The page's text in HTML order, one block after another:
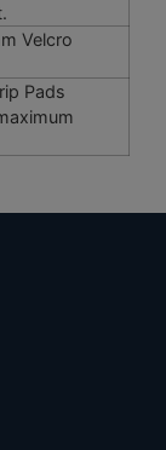
Velcro
Pads